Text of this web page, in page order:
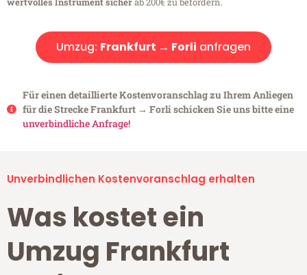
Umzug: Frankfurt → Forli anfragen
Für einen detaillierte Kostenvoranschlag zu Ihrem Anliegen
für die Strecke Frankfurt → Forli schicken Sie uns bitte eine
unverbindliche Anfrage!
Unverbindlichen Kostenvoranschlag erhalten
Was kostet ein
Umzug Frankfurt